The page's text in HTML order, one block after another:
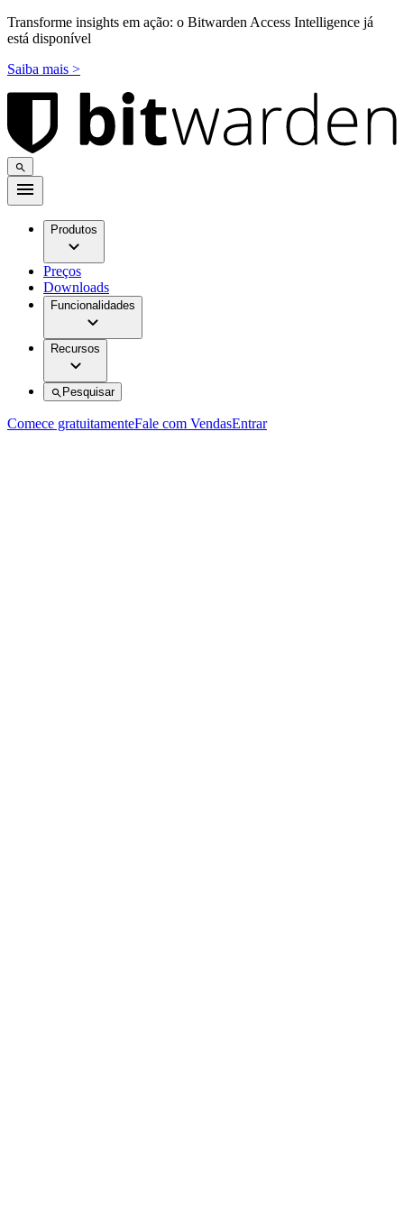
Transforme insights em ação: o Bitwarden Access Intelligence já
está disponível
Saiba mais >
Produtos
Preços
Downloads
Funcionalidades
Recursos
Pesquisar
Comece gratuitamenteFale com VendasEntrar